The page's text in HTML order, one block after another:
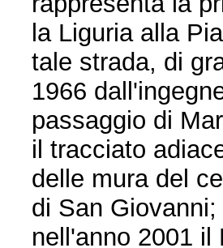
la Liguria alla
tale strada, di
1966
passaggio di
il tracciato
delle mura del
di San Giovanni;
nell'anno 2001